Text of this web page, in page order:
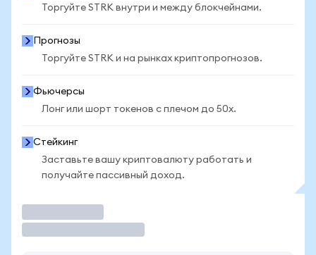
Торгуйте STRK внутри и между блокчейнами.
Прогнозы
Торгуйте STRK и на рынках криптопрогнозов.
Фьючерсы
Лонг или шорт токенов с плечом до 50x.
Стейкинг
Заставьте вашу криптовалюту работать и
получайте пассивный доход.